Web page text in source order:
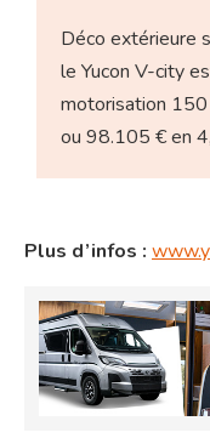
Déco extérieure
le Yucon V-city
motorisation
ou 98.105 € en
Plus d’infos :